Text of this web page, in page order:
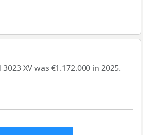
XV was €1.172.000 in 2025.